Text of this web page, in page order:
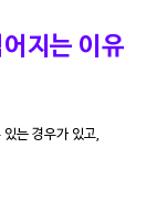
지는 이유
는 경우가 있고,